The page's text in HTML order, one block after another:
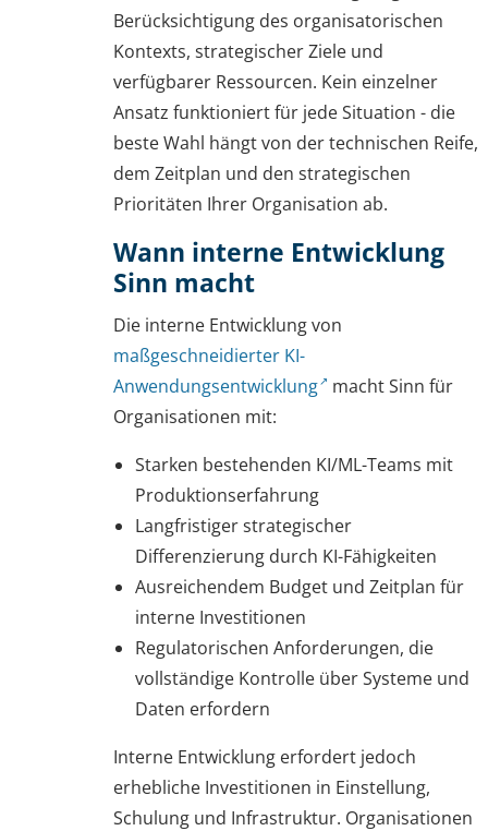
Berücksichtigung des organisatorischen
Kontexts, strategischer Ziele und
verfügbarer Ressourcen. Kein einzelner
Ansatz funktioniert für jede Situation - die
beste Wahl hängt von der technischen Reife,
dem Zeitplan und den strategischen
Prioritäten Ihrer Organisation ab.
Wann interne Entwicklung
Sinn macht
Die interne Entwicklung von
maßgeschneidierter KI-
Anwendungsentwicklung
macht Sinn für
Organisationen mit:
Starken bestehenden KI/ML-Teams mit
Produktionserfahrung
Langfristiger strategischer
Differenzierung durch KI-Fähigkeiten
Ausreichendem Budget und Zeitplan für
interne Investitionen
Regulatorischen Anforderungen, die
vollständige Kontrolle über Systeme und
Daten erfordern
Interne Entwicklung erfordert jedoch
erhebliche Investitionen in Einstellung,
Schulung und Infrastruktur. Organisationen